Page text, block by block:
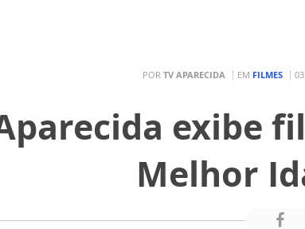
POR TV APARECIDA EM FILMES
exibe
Melhor